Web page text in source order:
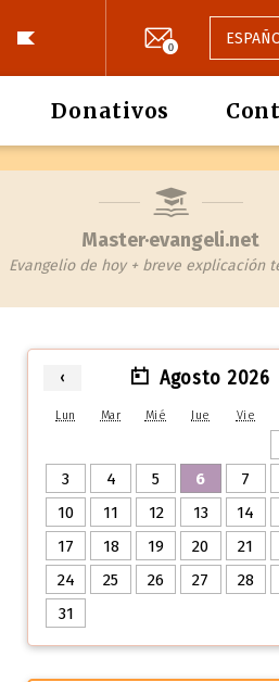
0
Donativos
Master·evangeli.net
Evangelio de hoy + breve explicación
‹ Agosto 2026
Lun Mar Mié Jue Vie
3
4 5 6 7
10
11 12 13 14
17
18 19 20 21
24
25 26 27 28
31